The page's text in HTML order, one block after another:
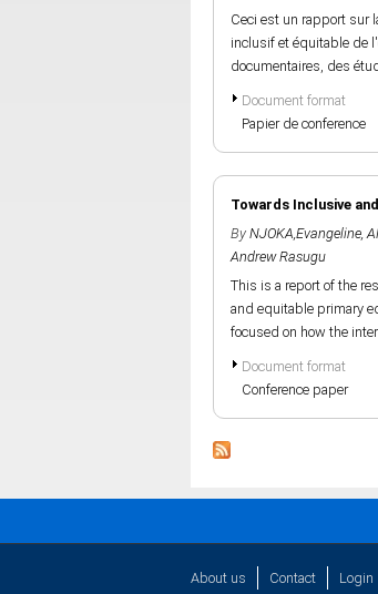
Ceci est un rapport sur
inclusif et équitable de
documentaires, des
Document format
Papier de conference
Towards Inclusive
By NJOKA,Evangeline,
Andrew Rasugu
This is a report of the
and equitable primary
focused on how the
Document format
Conference paper
About us Contact Login